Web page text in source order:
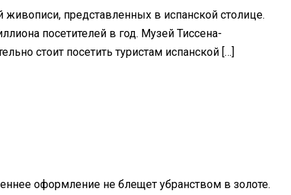
представленных в испанской столице.
посетителей в год. Музей Тиссена-
стоит посетить туристам испанской […]
оформление не блещет убранством в золоте.